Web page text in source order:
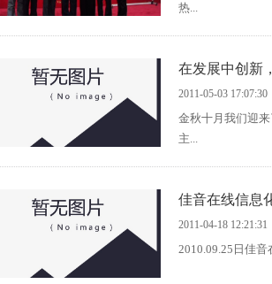
热...
在发展中创新
2011-05-03 17:07:30
金秋十月我们迎
主...
佳音在线信息
2011-04-18 12:21:31
2010.09.25日佳